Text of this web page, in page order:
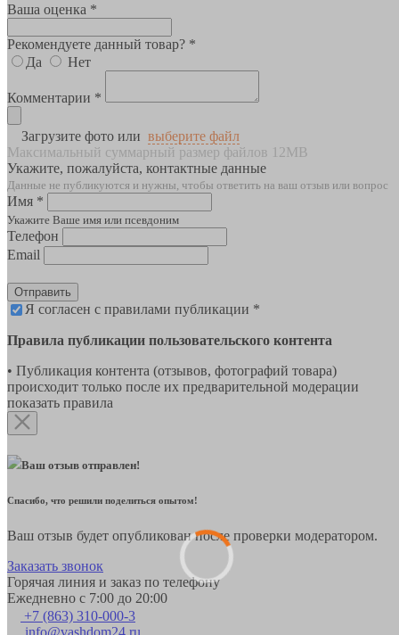
Ваша оценка *
Рекомендуете данный товар? *
Да
Нет
Комментарии *
Загрузите фото или выберите файл
Максимальный суммарный размер файлов 12MB
Укажите, пожалуйста, контактные данные
Данные не публикуются и нужны, чтобы ответить на ваш отзыв или вопрос
Имя *
Укажите Ваше имя или псевдоним
Телефон
Email
Отправить
Я согласен с правилами публикации *
Правила публикации пользовательского контента
• Публикация контента (отзывов, фотографий товара)
происходит только после их предварительной модерации
показать правила
Ваш отзыв отправлен!
Спасибо, что решили поделиться опытом!
Ваш отзыв будет опубликован после проверки модератором.
Заказать звонок
Горячая линия и заказ по телефону
Ежедневно с 7:00 до 20:00
+7 (863) 310-000-3
info@vashdom24.ru